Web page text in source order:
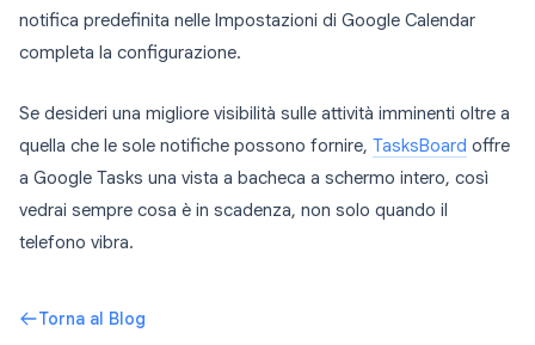
notifica predefinita nelle Impostazioni di Google Calendar
completa la configurazione.
Se desideri una migliore visibilità sulle attività imminenti oltre a
quella che le sole notifiche possono fornire, TasksBoard offre
a Google Tasks una vista a bacheca a schermo intero, così
vedrai sempre cosa è in scadenza, non solo quando il
telefono vibra.
Torna al Blog